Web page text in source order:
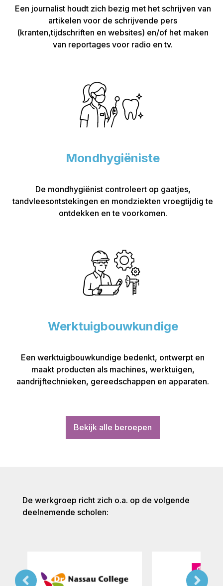
Een journalist houdt zich bezig met het schrijven van
artikelen voor de schrijvende pers
(kranten,tijdschriften en websites) en/of het maken
van reportages voor radio en tv.
Mondhygiëniste
De mondhygiënist controleert op gaatjes,
tandvleesontstekingen en mondziekten vroegtijdig te
ontdekken en te voorkomen.
Werktuigbouwkundige
Een werktuigbouwkundige bedenkt, ontwerpt en
maakt producten als machines, werktuigen,
aandrijftechnieken, gereedschappen en apparaten.
Bekijk alle beroepen
De werkgroep richt zich o.a. op de volgende
deelnemende scholen: